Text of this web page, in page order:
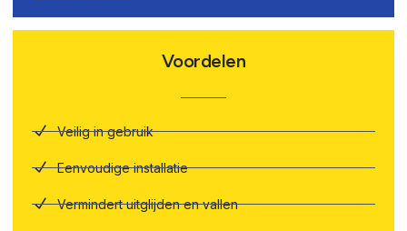
Voordelen
Veilig in gebruik
Eenvoudige installatie
Vermindert uitglijden en vallen